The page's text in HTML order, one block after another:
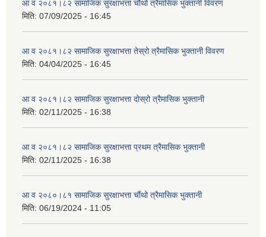
आ व २०८१।८२ सामाजिक सुरक्षाभत्ता चौथो त्रैमासिक भुक्तानी विवरण
मिति: 07/09/2025 - 16:45
आ व २०८१।८२ सामाजिक सुरक्षाभत्ता तेस्रो त्रैमासिक भुक्तानी विवरण
मिति: 04/04/2025 - 16:45
आ व २०८१।८२ सामाजिक सुरक्षाभत्ता दोस्रो त्रैमासिक भुक्तानी
मिति: 02/11/2025 - 16:38
आ व २०८१।८२ सामाजिक सुरक्षाभत्ता प्रथम त्रैमासिक भुक्तानी
मिति: 02/11/2025 - 16:38
आ व २०८०।८१ सामाजिक सुरक्षाभत्ता चौंथो त्रैमासिक भुक्तानी
मिति: 06/19/2024 - 11:05